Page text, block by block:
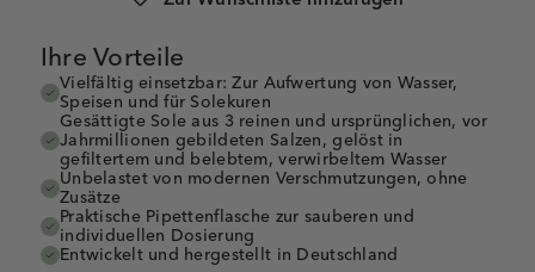
Ihre Vorteile
Vielfältig einsetzbar: Zur Aufwertung von Wasser,
Speisen und für Solekuren
Gesättigte Sole aus 3 reinen und ursprünglichen, vor
Jahrmillionen gebildeten Salzen, gelöst in
gefiltertem und belebtem, verwirbeltem Wasser
Unbelastet von modernen Verschmutzungen, ohne
Zusätze
Praktische Pipettenflasche zur sauberen und
individuellen Dosierung
Entwickelt und hergestellt in Deutschland